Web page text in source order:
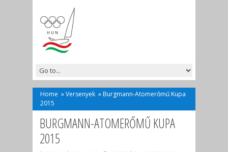
Home »Versenyek » Burgmann-Atomerőmű Kupa
2015
BURGMANN-ATOMERŐMŰ KUPA
2015